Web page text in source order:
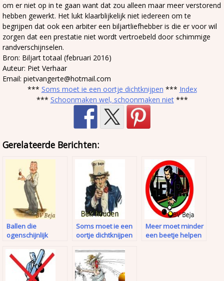
om er niet op in te gaan want dat zou alleen maar meer verstorend
hebben gewerkt. Het lukt klaarblijkelijk niet iedereen om te
begrijpen dat ook een arbiter een biljartliefhebber is die er voor wil
zorgen dat een prestatie niet wordt vertroebeld door schimmige
randverschijnselen.
Bron: Biljart totaal (februari 2016)
Auteur: Piet Verhaar
Email: pietvangerte@hotmail.com
*** Soms moet ie een oortje dichtknijpen *** Index
*** Schoonmaken wel, schoonmaken niet***
Gerelateerde Berichten:
Ballen die
ogenschijnlijk
Soms moet ie een
oortje dichtknijpen
Meer moet minder
een beetje helpen